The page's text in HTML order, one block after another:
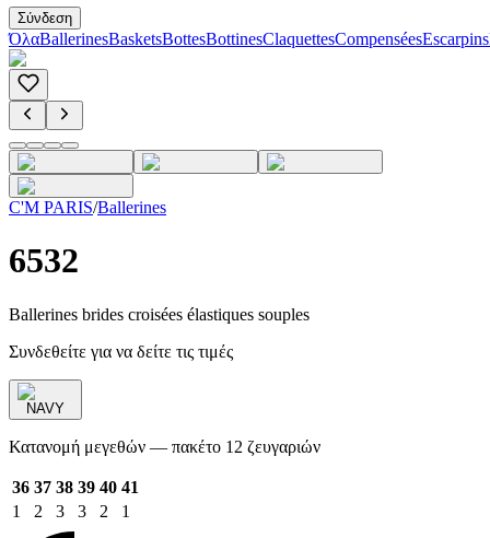
Σύνδεση
ΌλαBallerinesBasketsBottesBottinesClaquettesCompenséesEscarpins
C'M PARIS/Ballerines
6532
Ballerines brides croisées élastiques souples
Συνδεθείτε για να δείτε τις τιμές
NAVY
Κατανομή μεγεθών — πακέτο 12 ζευγαριών
36 37 38 39 40 41
1
2 3 3 2 1